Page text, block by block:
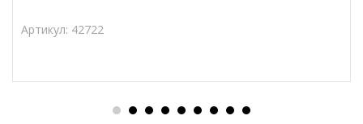
Артикул: 42722